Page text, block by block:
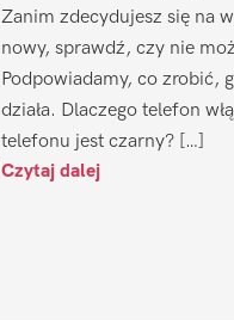
Zanim zdecydujesz się na
nowy, sprawdź, czy nie
Podpowiadamy, co zrobić,
działa. Dlaczego telefon
telefonu jest czarny? […]
Czytaj dalej